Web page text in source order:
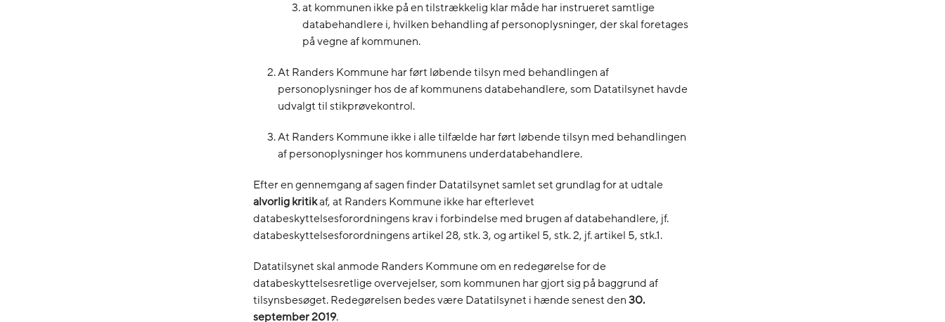
at kommunen ikke på en tilstrækkelig klar måde har instrueret samtlige
databehandlere i, hvilken behandling af personoplysninger, der skal foretages
på vegne af kommunen.
At Randers Kommune har ført løbende tilsyn med behandlingen af
personoplysninger hos de af kommunens databehandlere, som Datatilsynet havde
udvalgt til stikprøvekontrol.
At Randers Kommune ikke i alle tilfælde har ført løbende tilsyn med behandlingen
af personoplysninger hos kommunens underdatabehandlere.
Efter en gennemgang af sagen finder Datatilsynet samlet set grundlag for at udtale
alvorlig kritikaf, at Randers Kommune ikke har efterlevet
databeskyttelsesforordningens krav i forbindelse med brugen af databehandlere, jf.
databeskyttelsesforordningens artikel 28, stk. 3, og artikel 5, stk. 2, jf. artikel 5, stk.1.
Datatilsynet skal anmode Randers Kommune om en redegørelse for de
databeskyttelsesretlige overvejelser, som kommunen har gjort sig på baggrund af
tilsynsbesøget. Redegørelsen bedes være Datatilsynet i hænde senest den30.
september 2019.